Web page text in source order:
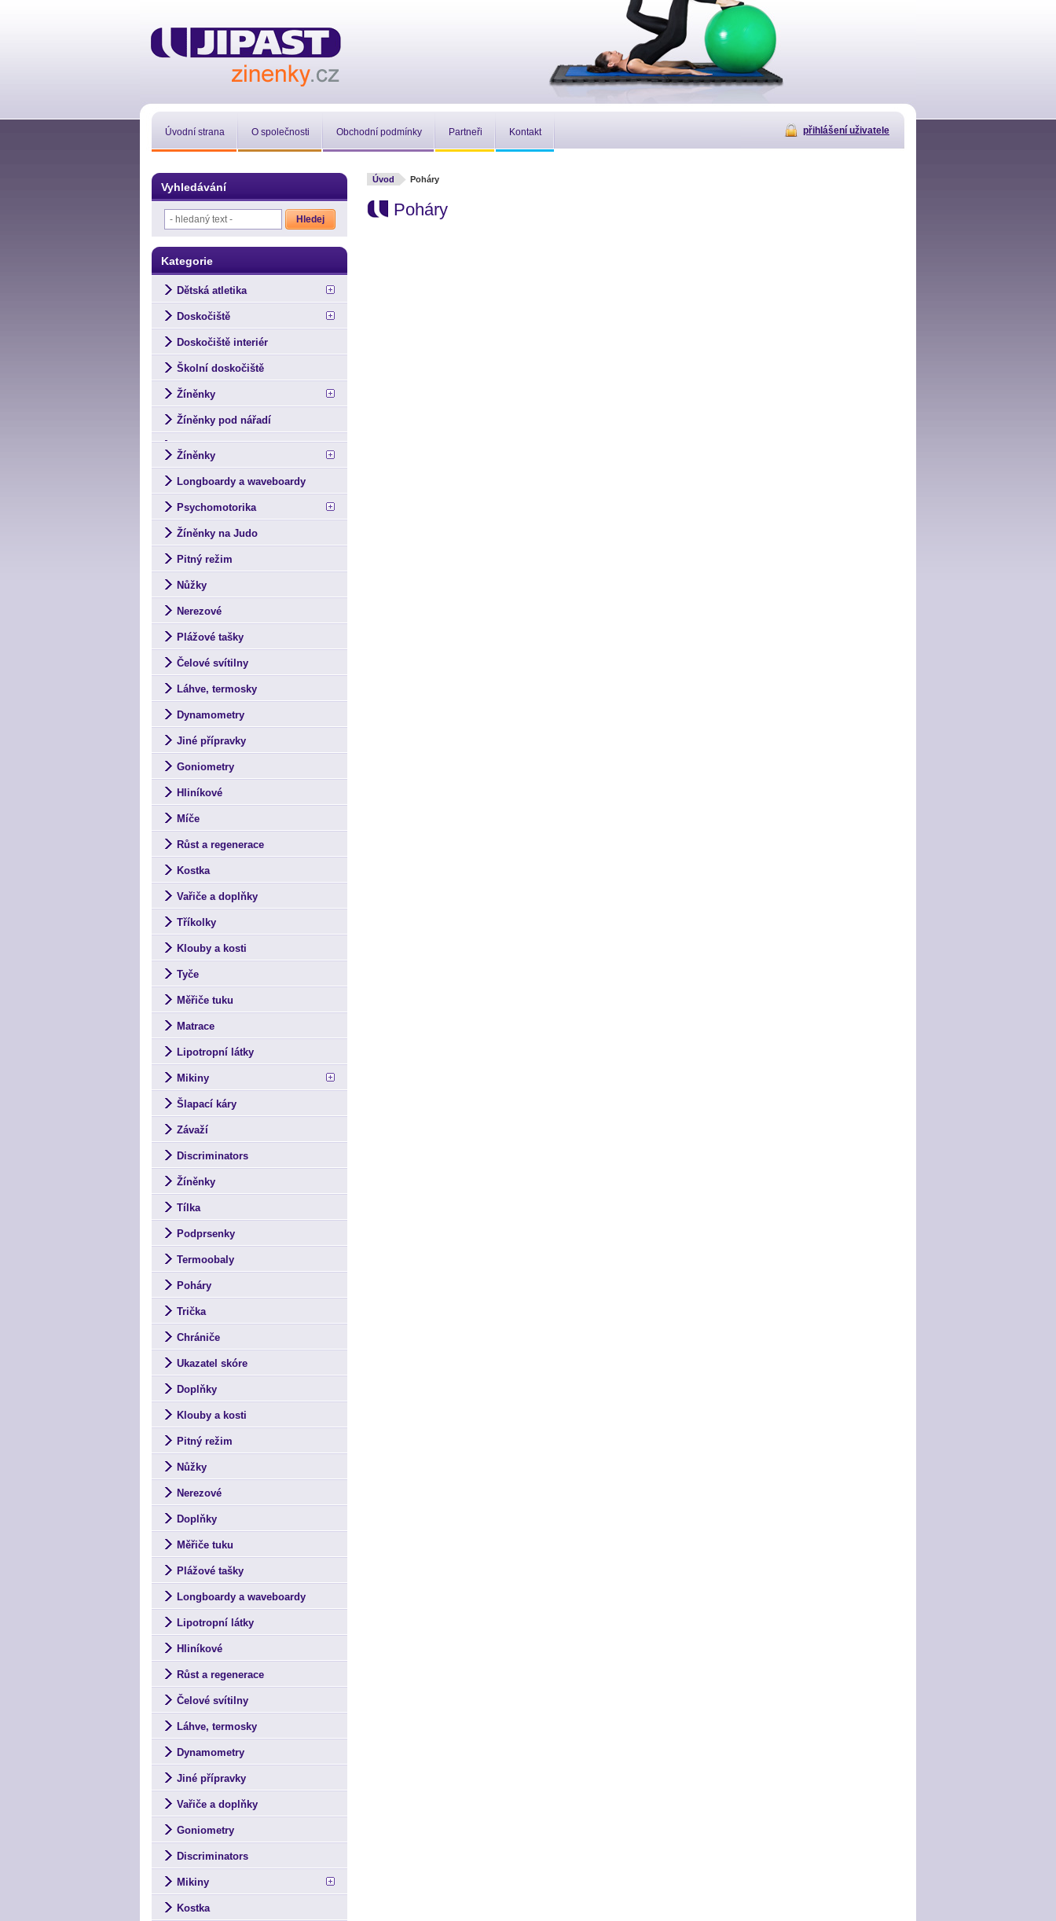
Úvodní strana O společnosti Obchodní podmínky Partneři Kontakt přihlášení uživatele
Úvod Poháry
Poháry
Vyhledávání
Kategorie
Dětská atletika
Doskočiště
Doskočiště interiér
Školní doskočiště
Žíněnky
Žíněnky pod nářadí
Žíněnky
Longboardy a waveboardy
Psychomotorika
Žíněnky na Judo
Pitný režim
Nůžky
Nerezové
Plážové tašky
Čelové svítilny
Láhve, termosky
Dynamometry
Jiné přípravky
Goniometry
Hliníkové
Míče
Růst a regenerace
Kostka
Vařiče a doplňky
Tříkolky
Klouby a kosti
Tyče
Měřiče tuku
Matrace
Lipotropní látky
Mikiny
Šlapací káry
Závaží
Discriminators
Žíněnky
Tílka
Podprsenky
Termoobaly
Poháry
Trička
Chrániče
Ukazatel skóre
Doplňky
Klouby a kosti
Pitný režim
Nůžky
Nerezové
Doplňky
Měřiče tuku
Plážové tašky
Longboardy a waveboardy
Lipotropní látky
Hliníkové
Růst a regenerace
Čelové svítilny
Láhve, termosky
Dynamometry
Jiné přípravky
Vařiče a doplňky
Goniometry
Discriminators
Mikiny
Kostka